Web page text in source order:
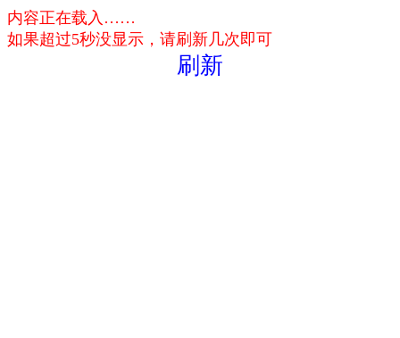
内容正在载入……
如果超过5秒没显示，请刷新几次即可
刷新